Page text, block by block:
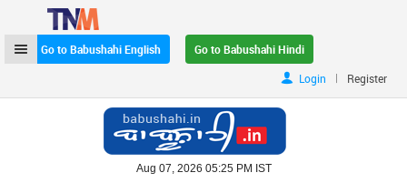
Go to Babushahi English
Go to Babushahi Hindi
Login
| Register
Aug 07, 2026 05:25 PM IST